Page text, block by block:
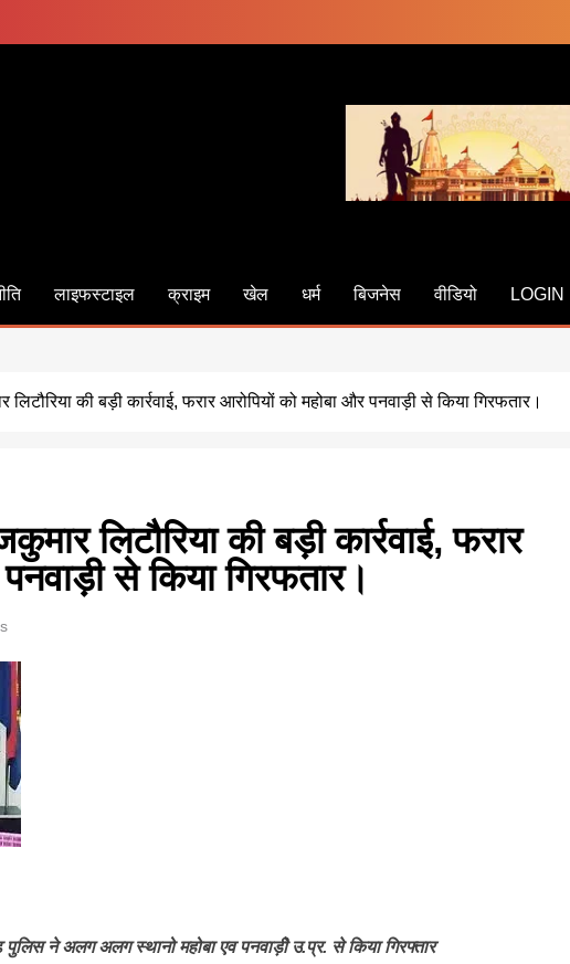
लाइफस्टाइल क्राइम खेल धर्म बिजनेस वीडियो LOGIN
लिटौरिया की बड़ी कार्रवाई, फरार आरोपियों को महोबा और पनवाड़ी से किया गिरफतार।
लिटौरिया की बड़ी कार्रवाई, फरार
से किया गिरफतार।
ने अलग अलग स्थानो महोबा एव पनवाड़ीे उ‌‌.प्र. से किया गिरफ्तार